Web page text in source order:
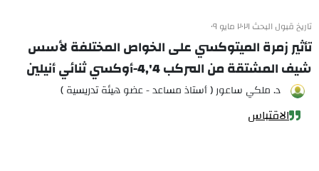
تاريخ قبول البحث ٢٠٢١ مايو ٠٩
تأثير زمرة الميتوكسي على الخواص المختلفة لأسس
شيف المشتقة من المركب 4',4-أوكسي ثنائي أنيلين
د. ملكي ساعور ( أستاذ مساعد - عضو هيئة تدريسية )
الاقتباس